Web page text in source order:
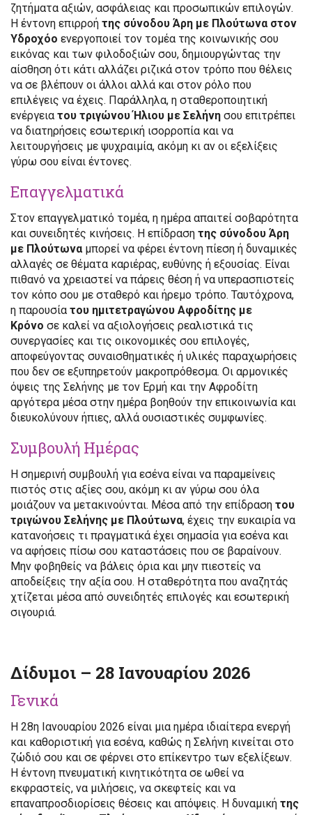
ζητήματα αξιών, ασφάλειας και προσωπικών επιλογών.
Η έντονη επιρροή της σύνοδου Άρη με Πλούτωνα στον
Υδροχόο ενεργοποιεί τον τομέα της κοινωνικής σου
εικόνας και των φιλοδοξιών σου, δημιουργώντας την
αίσθηση ότι κάτι αλλάζει ριζικά στον τρόπο που θέλεις
να σε βλέπουν οι άλλοι αλλά και στον ρόλο που
επιλέγεις να έχεις. Παράλληλα, η σταθεροποιητική
ενέργεια του τριγώνου Ήλιου με Σελήνη σου επιτρέπει
να διατηρήσεις εσωτερική ισορροπία και να
λειτουργήσεις με ψυχραιμία, ακόμη κι αν οι εξελίξεις
γύρω σου είναι έντονες.
Επαγγελματικά
Στον επαγγελματικό τομέα, η ημέρα απαιτεί σοβαρότητα
και συνειδητές κινήσεις. Η επίδραση της σύνοδου Άρη
με Πλούτωναμπορεί να φέρει έντονη πίεση ή δυναμικές
αλλαγές σε θέματα καριέρας, ευθύνης ή εξουσίας. Είναι
πιθανό να χρειαστεί να πάρεις θέση ή να υπερασπιστείς
τον κόπο σου με σταθερό και ήρεμο τρόπο. Ταυτόχρονα,
η παρουσία του ημιτετραγώνου Αφροδίτης με
Κρόνο σε καλεί να αξιολογήσεις ρεαλιστικά τις
συνεργασίες και τις οικονομικές σου επιλογές,
αποφεύγοντας συναισθηματικές ή υλικές παραχωρήσεις
που δεν σε εξυπηρετούν μακροπρόθεσμα. Οι αρμονικές
όψεις της Σελήνης με τον Ερμή και την Αφροδίτη
αργότερα μέσα στην ημέρα βοηθούν την επικοινωνία και
διευκολύνουν ήπιες, αλλά ουσιαστικές συμφωνίες.
Συμβουλή Ημέρας
Η σημερινή συμβουλή για εσένα είναι να παραμείνεις
πιστός στις αξίες σου, ακόμη κι αν γύρω σου όλα
μοιάζουν να μετακινούνται. Μέσα από την επίδραση του
τριγώνου Σελήνης με Πλούτωνα, έχεις την ευκαιρία να
κατανοήσεις τι πραγματικά έχει σημασία για εσένα και
να αφήσεις πίσω σου καταστάσεις που σε βαραίνουν.
Μην φοβηθείς να βάλεις όρια και μην πιεστείς να
αποδείξεις την αξία σου. Η σταθερότητα που αναζητάς
χτίζεται μέσα από συνειδητές επιλογές και εσωτερική
σιγουριά.
Δίδυμοι – 28 Ιανουαρίου 2026
Γενικά
Η 28η Ιανουαρίου 2026 είναι μια ημέρα ιδιαίτερα ενεργή
και καθοριστική για εσένα, καθώς η Σελήνη κινείται στο
ζώδιό σου και σε φέρνει στο επίκεντρο των εξελίξεων.
Η έντονη πνευματική κινητικότητα σε ωθεί να
εκφραστείς, να μιλήσεις, να σκεφτείς και να
επαναπροσδιορίσεις θέσεις και απόψεις. Η δυναμική της